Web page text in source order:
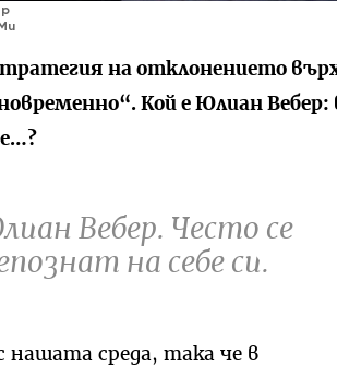
на отклонението
Кой е Юлиан Вебер:
Вебер. Често се
на себе си.
нашата среда, така че в